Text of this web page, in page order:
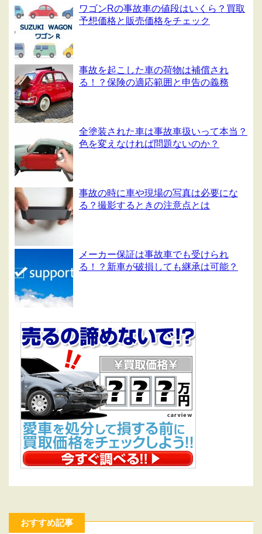
ワゴンRの事故車の値段はいくら？買取
予想価格と販売価格をチェック
事故を起こした車の荷物は補償され
る！？保険の適応範囲と申告の義務
全塗装された車は事故車扱いって本当？
色を変えなければ問題ないのか？
事故の時に車や現場の写真は必要にな
る？撮影するときの注意点とは
メーカー保証は事故車でも受けられ
る！？新車が破損しても継承は可能？
おすすめ記事